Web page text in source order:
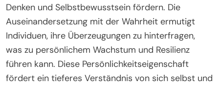
Denken und Selbstbewusstsein fördern. Die
Auseinandersetzung mit der Wahrheit ermutigt
Individuen, ihre Überzeugungen zu hinterfragen,
was zu persönlichem Wachstum und Resilienz
führen kann. Diese Persönlichkeitseigenschaft
fördert ein tieferes Verständnis von sich selbst und